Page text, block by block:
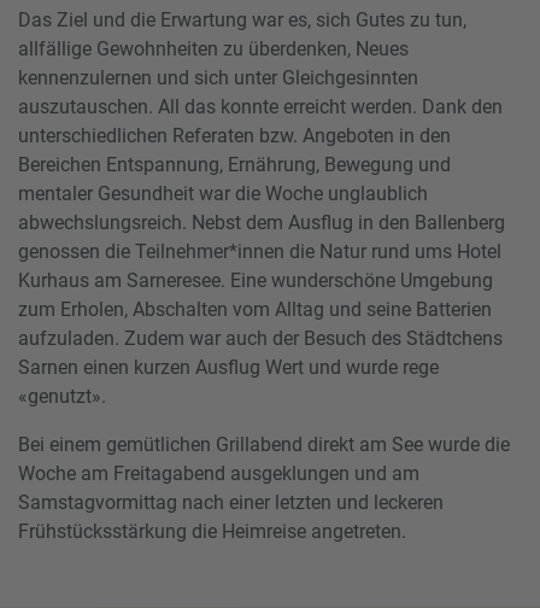
Das Ziel und die Erwartung war es, sich Gutes zu tun,
allfällige Gewohnheiten zu überdenken, Neues
kennenzulernen und sich unter Gleichgesinnten
auszutauschen. All das konnte erreicht werden. Dank den
unterschiedlichen Referaten bzw. Angeboten in den
Bereichen Entspannung, Ernährung, Bewegung und
mentaler Gesundheit war die Woche unglaublich
abwechslungsreich. Nebst dem Ausflug in den Ballenberg
genossen die Teilnehmer*innen die Natur rund ums Hotel
Kurhaus am Sarneresee. Eine wunderschöne Umgebung
zum Erholen, Abschalten vom Alltag und seine Batterien
aufzuladen. Zudem war auch der Besuch des Städtchens
Sarnen einen kurzen Ausflug Wert und wurde rege
«genutzt».
Bei einem gemütlichen Grillabend direkt am See wurde die
Woche am Freitagabend ausgeklungen und am
Samstagvormittag nach einer letzten und leckeren
Frühstücksstärkung die Heimreise angetreten.